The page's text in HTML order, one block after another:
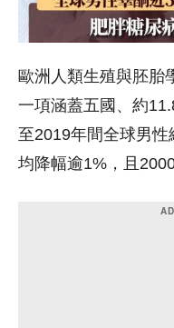
歐洲人類生殖與胚胎
一項涵蓋五國、約
至2019年間全球男
均降幅逾1%，且